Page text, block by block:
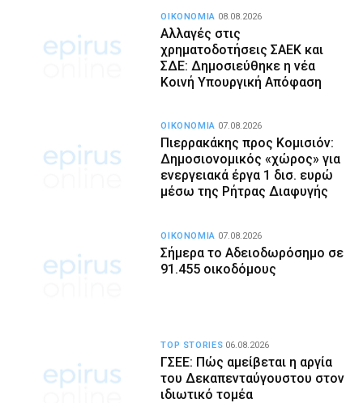
Αλλαγές στις
χρηματοδοτήσεις ΣΑΕΚ και
ΣΔΕ: Δημοσιεύθηκε η νέα
Κοινή Υπουργική Απόφαση
ΟΙΚΟΝΟΜΙΑ 08.08.2026
Πιερρακάκης προς Κομισιόν:
Δημοσιονομικός «χώρος» για
ενεργειακά έργα 1 δισ. ευρώ
μέσω της Ρήτρας Διαφυγής
ΟΙΚΟΝΟΜΙΑ 07.08.2026
Σήμερα το Αδειοδωρόσημο σε
91.455 οικοδόμους
ΟΙΚΟΝΟΜΙΑ 07.08.2026
ΓΣΕΕ: Πώς αμείβεται η αργία
του Δεκαπενταύγουστου στον
ιδιωτικό τομέα
TOP STORIES 06.08.2026